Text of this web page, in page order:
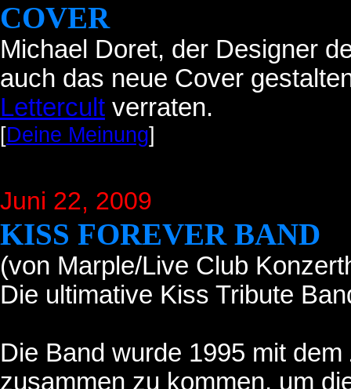
COVER
Michael Doret, der Designer
auch das neue Cover
Lettercult verraten.
[Deine Meinung]
Juni 22, 2009
KISS FOREVER BAND
(von Marple/Live Club
Die ultimative Kiss Tribute
Die Band wurde 1995 mit
zusammen zu kommen, um